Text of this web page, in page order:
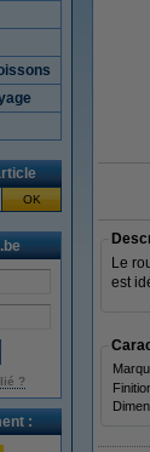
OK
?
:
Le
est